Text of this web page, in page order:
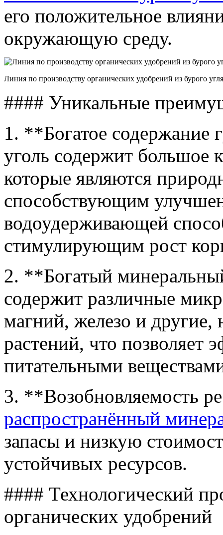
его положительное
окружающую среду.
Линия по производству органических удобрений из бурого угля
#### Уникальные
1. **Богатое
уголь содержит большое
которые являются
способствующим
водоудерживающей
стимулирующим рост
2. **Богатый
содержит различные
магний, железо и другие,
растений, что позволяет
питательными
3. **Возобновляемость
распространённый
запасы и низкую
устойчивых ресурсов.
#### Технологический
органических удобрений